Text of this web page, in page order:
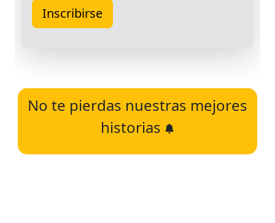
No te pierdas nuestras mejores
historias